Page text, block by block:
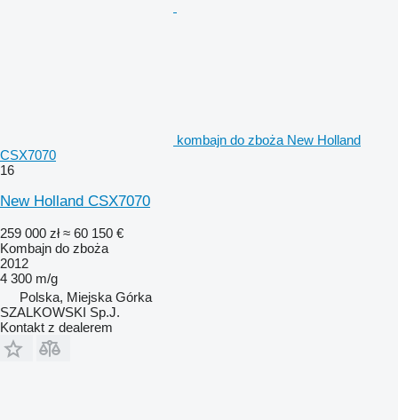
kombajn do zboża New Holland
CSX7070
16
New Holland CSX7070
259 000 zł ≈ 60 150 €
Kombajn do zboża
2012
4 300 m/g
Polska, Miejska Górka
SZALKOWSKI Sp.J.
Kontakt z dealerem